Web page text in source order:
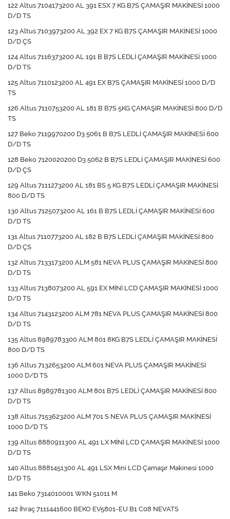
122 Altus 7104173200 AL 391 ESX 7 KG B7S ÇAMAŞIR MAKİNESİ 1000
D/D TS
123 Altus 7103973200 AL 392 EX 7 KG B7S ÇAMAŞIR MAKİNESİ 1000
D/D ÇS
124 Altus 7116373200 AL 191 B B7S LEDLİ ÇAMAŞIR MAKİNESİ 1000
D/D TS
125 Altus 7110123200 AL 491 EX B7S ÇAMAŞIR MAKİNESİ 1000 D/D
TS
126 Altus 7110753200 AL 181 B B7S 5KG ÇAMAŞIR MAKİNESİ 800 D/D
TS
127 Beko 7119970200 D3 5061 B B7S LEDLİ ÇAMAŞIR MAKİNESİ 600
D/D TS
128 Beko 7120020200 D3 5062 B B7S LEDLİ ÇAMAŞIR MAKİNESİ 600
D/D ÇS
129 Altus 7111273200 AL 181 BS 5 KG B7S LEDLİ ÇAMAŞIR MAKİNESİ
800 D/D TS
130 Altus 7125073200 AL 161 B B7S LEDLİ ÇAMAŞIR MAKİNESİ 600
D/D TS
131 Altus 7110773200 AL 182 B B7S LEDLİ ÇAMAŞIR MAKİNESİ 800
D/D ÇS
132 Altus 7133173200 ALM 581 NEVA PLUS ÇAMAŞIR MAKİNESİ 800
D/D TS
133 Altus 7138073200 AL 591 EX MİNİ LCD ÇAMAŞIR MAKİNESİ 1000
D/D TS
134 Altus 7143123200 ALM 781 NEVA PLUS ÇAMAŞIR MAKİNESİ 800
D/D TS
135 Altus 8989783300 ALM 801 8KG B7S LEDLİ ÇAMAŞIR MAKİNESİ
800 D/D TS
136 Altus 7132653200 ALM 601 NEVA PLUS ÇAMAŞIR MAKİNESİ
1000 D/D TS
137 Altus 8989781300 ALM 801 B7S LEDLİ ÇAMAŞIR MAKİNESİ 800
D/D TS
138 Altus 7153623200 ALM 701 S NEVA PLUS ÇAMAŞIR MAKİNESİ
1000 D/D TS
139 Altus 8880911300 AL 491 LX MİNİ LCD ÇAMAŞIR MAKİNESİ 1000
D/D TS
140 Altus 8881451300 AL 491 LSX Mini LCD Çamaşır Makinesi 1000
D/D TS
141 Beko 7314010001 WKN 51011 M
142 İhraç 7111441600 BEKO EV5801-EU B1 C08 NEVATS